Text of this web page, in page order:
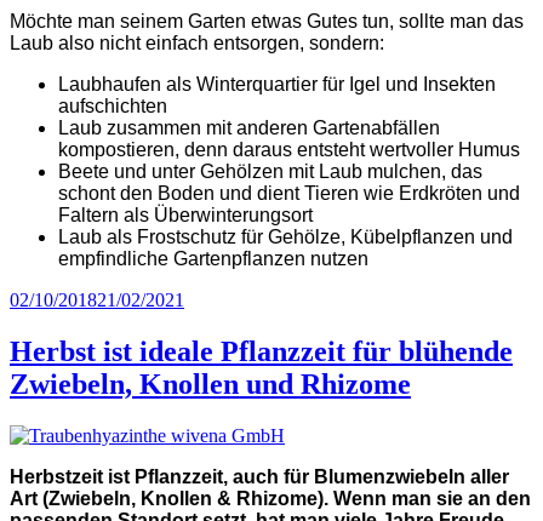
Möchte man seinem Garten etwas Gutes tun, sollte man das
Laub also nicht einfach entsorgen, sondern:
Laubhaufen als Winterquartier für Igel und Insekten
aufschichten
Laub zusammen mit anderen Gartenabfällen
kompostieren, denn daraus entsteht wertvoller Humus
Beete und unter Gehölzen mit Laub mulchen, das
schont den Boden und dient Tieren wie Erdkröten und
Faltern als Überwinterungsort
Laub als Frostschutz für Gehölze, Kübelpflanzen und
empfindliche Gartenpflanzen nutzen
Veröffentlicht
02/10/201821/02/2021
Herbst ist ideale Pflanzzeit für blühende
Zwiebeln, Knollen und Rhizome
Herbstzeit ist Pflanzzeit, auch für Blumenzwiebeln aller
Art (Zwiebeln, Knollen & Rhizome). Wenn man sie an den